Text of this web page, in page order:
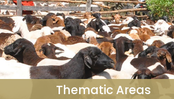
Thematic Areas